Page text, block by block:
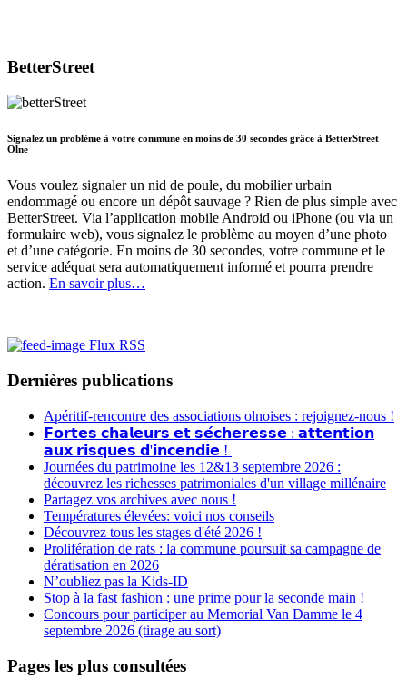
BetterStreet
Signalez un problème à votre commune en moins de 30 secondes grâce à BetterStreet
Olne
Vous voulez signaler un nid de poule, du mobilier urbain
endommagé ou encore un dépôt sauvage ? Rien de plus simple avec
BetterStreet. Via l’application mobile Android ou iPhone (ou via un
formulaire web), vous signalez le problème au moyen d’une photo
et d’une catégorie. En moins de 30 secondes, votre commune et le
service adéquat sera automatiquement informé et pourra prendre
action. En savoir plus…
Flux RSS
Dernières publications
Apéritif-rencontre des associations olnoises : rejoignez-nous !
𝗙𝗼𝗿𝘁𝗲𝘀 𝗰𝗵𝗮𝗹𝗲𝘂𝗿𝘀 𝗲𝘁 𝘀𝗲́𝗰𝗵𝗲𝗿𝗲𝘀𝘀𝗲 : 𝗮𝘁𝘁𝗲𝗻𝘁𝗶𝗼𝗻
𝗮𝘂𝘅 𝗿𝗶𝘀𝗾𝘂𝗲𝘀 𝗱'𝗶𝗻𝗰𝗲𝗻𝗱𝗶𝗲 !
Journées du patrimoine les 12&13 septembre 2026 :
découvrez les richesses patrimoniales d'un village millénaire
Partagez vos archives avec nous !
Températures élevées: voici nos conseils
Découvrez tous les stages d'été 2026 !
Prolifération de rats : la commune poursuit sa campagne de
dératisation en 2026
N’oubliez pas la Kids-ID
Stop à la fast fashion : une prime pour la seconde main !
Concours pour participer au Memorial Van Damme le 4
septembre 2026 (tirage au sort)
Pages les plus consultées